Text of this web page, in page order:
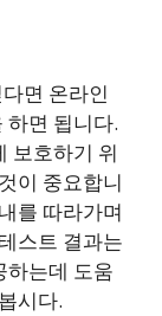
면 온라인
면 됩니다.
보호하기 위
이 중요합니
를 따라가며
스트 결과는
하는데 도움
시다.